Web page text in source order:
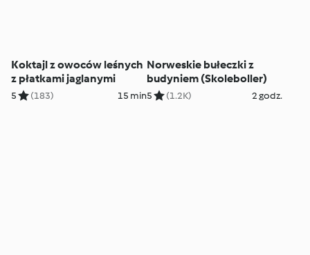
Koktajl z owoców leśnych
z płatkami jaglanymi
5 (183) 15 min
Norweskie bułeczki z
budyniem (Skoleboller)
5 (1.2K) 2 godz.